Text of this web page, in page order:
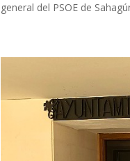
general del PSOE de